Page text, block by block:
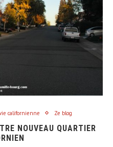
californienne Ze blog
NOUVEAU QUARTIER